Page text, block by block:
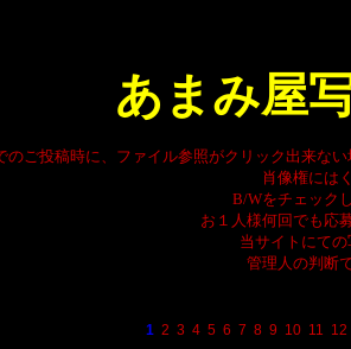
あまみ屋
のご投稿時に、ファイル参照がクリック出来な
肖像権には
B/Wをチェック
お１人様何回でも応
当サイトにて
管理人の判断
1 2 3 4 5 6 7 8 9 10 11 12